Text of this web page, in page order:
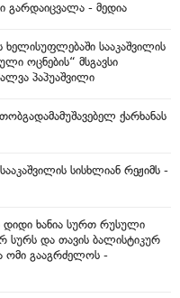
გარდაიცვალა - მედია
სააკაშვილის
ოცნების“ მსგავსი
პაპუაშვილი
ქარხანას
სისხლიან რეჟიმს -
დიდი ხანია სურთ რუსული
სურს და თავის ბალისტიკურ
ომი გააგრძელოს -